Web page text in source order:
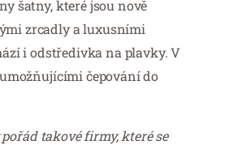
šatny, které jsou nově
zrcadly a luxusními
i odstředivka na plavky. V
čepování do
takové firmy, které se